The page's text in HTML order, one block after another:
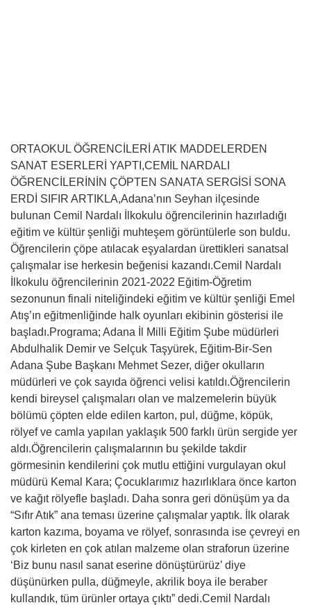
ORTAOKUL ÖĞRENCİLERİ ATIK MADDELERDEN
SANAT ESERLERİ YAPTI,CEMİL NARDALI
ÖĞRENCİLERİNİN ÇÖPTEN SANATA SERGİSİ SONA
ERDİ SIFIR ARTIKLA,Adana’nın Seyhan ilçesinde
bulunan Cemil Nardalı İlkokulu öğrencilerinin hazırladığı
eğitim ve kültür şenliği muhteşem görüntülerle son buldu.
Öğrencilerin çöpe atılacak eşyalardan ürettikleri sanatsal
çalışmalar ise herkesin beğenisi kazandı.Cemil Nardalı
İlkokulu öğrencilerinin 2021-2022 Eğitim-Öğretim
sezonunun finali niteliğindeki eğitim ve kültür şenliği Emel
Atış’ın eğitmenliğinde halk oyunları ekibinin gösterisi ile
başladı.Programa; Adana İl Milli Eğitim Şube müdürleri
Abdulhalik Demir ve Selçuk Taşyürek, Eğitim-Bir-Sen
Adana Şube Başkanı Mehmet Sezer, diğer okulların
müdürleri ve çok sayıda öğrenci velisi katıldı.Öğrencilerin
kendi bireysel çalışmaları olan ve malzemelerin büyük
bölümü çöpten elde edilen karton, pul, düğme, köpük,
rölyef ve camla yapılan yaklaşık 500 farklı ürün sergide yer
aldı.Öğrencilerin çalışmalarının bu şekilde takdir
görmesinin kendilerini çok mutlu ettiğini vurgulayan okul
müdürü Kemal Kara; Çocuklarımız hazırlıklara önce karton
ve kağıt rölyefle başladı. Daha sonra geri dönüşüm ya da
“Sıfır Atık” ana teması üzerine çalışmalar yaptık. İlk olarak
karton kazıma, boyama ve rölyef, sonrasında ise çevreyi en
çok kirleten en çok atılan malzeme olan straforun üzerine
‘Biz bunu nasıl sanat eserine dönüştürürüz’ diye
düşünürken pulla, düğmeyle, akrilik boya ile beraber
kullandık, tüm ürünler ortaya çıktı” dedi.Cemil Nardalı